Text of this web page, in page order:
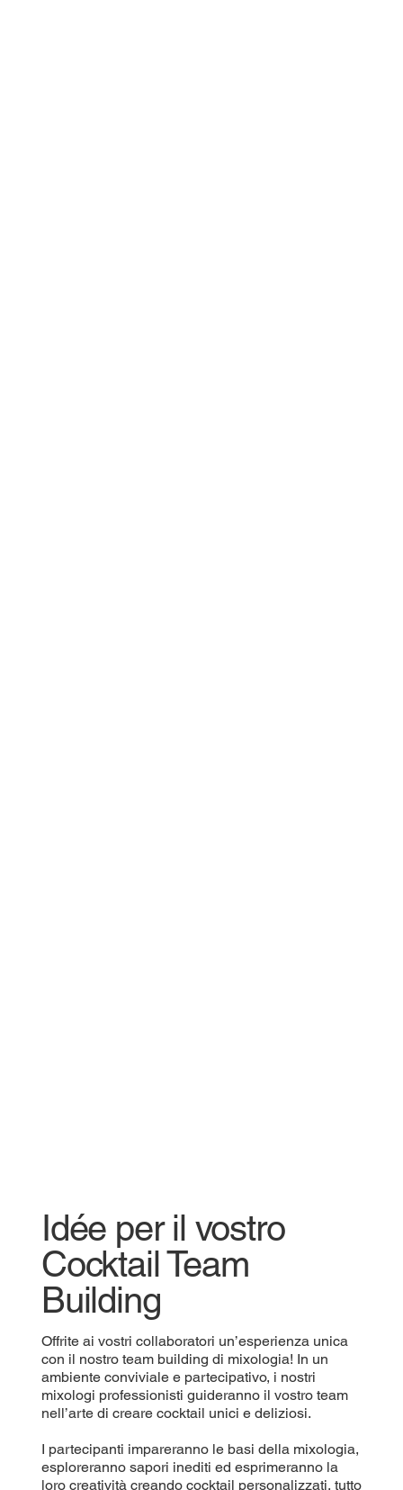
Idée per il vostro
Cocktail Team
Building
Offrite ai vostri collaboratori un’esperienza unica
con il nostro team building di mixologia! In un
ambiente conviviale e partecipativo, i nostri
mixologi professionisti guideranno il vostro team
nell’arte di creare cocktail unici e deliziosi.
I partecipanti impareranno le basi della mixologia,
esploreranno sapori inediti ed esprimeranno la
loro creatività creando cocktail personalizzati, tutto